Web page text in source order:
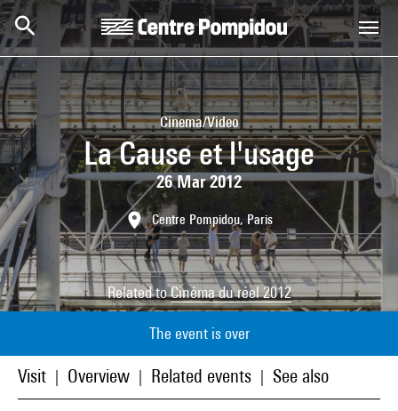
Skip to main content
Centre Pompidou
Cinema/Video
La Cause et l'usage
26 Mar 2012
Centre Pompidou, Paris
Related toCinéma du réel 2012
The event is over
Visit Overview Related events See also